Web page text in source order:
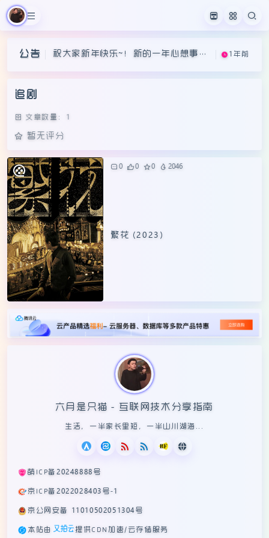
公告
1年前
~
祝大家新年快乐~！新的一年心想事成 1年前
追剧
文章数量：1
暂无评分
0 0 0 2046
繁花 (2023)
六月是只猫 - 互联网技术分享指南
生活，一半家长里短，一半山川湖海...
萌ICP备20248888号
京ICP备2022028403号-1
京公网安备 11010502051304号
本站由 提供CDN加速/云存储服务